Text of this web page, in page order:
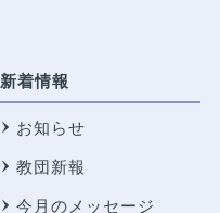
新着情報
お知らせ
教団新報
今月のメッセージ